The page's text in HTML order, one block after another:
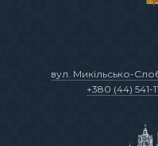
вул. Микільсько-
+380 (44) 541-